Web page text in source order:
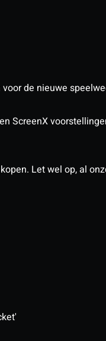
de nieuwe
ScreenX
Let wel op, al